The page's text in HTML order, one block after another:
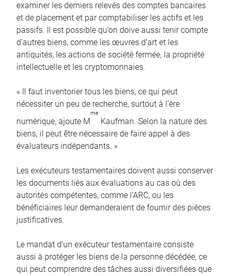
examiner les derniers relevés des comptes bancaires
et de placement et par comptabiliser les actifs et les
passifs. Il est possible qu’on doive aussi tenir compte
d’autres biens, comme les œuvres d’art et les
antiquités, les actions de société fermée, la propriété
intellectuelle et les cryptomonnaies.
« Il faut inventorier tous les biens, ce qui peut
nécessiter un peu de recherche, surtout à l’ère
numérique, ajoute M
me
Kaufman. Selon la nature des
biens, il peut être nécessaire de faire appel à des
évaluateurs indépendants. »
Les exécuteurs testamentaires doivent aussi conserver
les documents liés aux évaluations au cas où des
autorités compétentes, comme l’ARC, ou les
bénéficiaires leur demanderaient de fournir des pièces
justificatives.
Le mandat d’un exécuteur testamentaire consiste
aussi à protéger les biens de la personne décédée, ce
qui peut comprendre des tâches aussi diversifiées que